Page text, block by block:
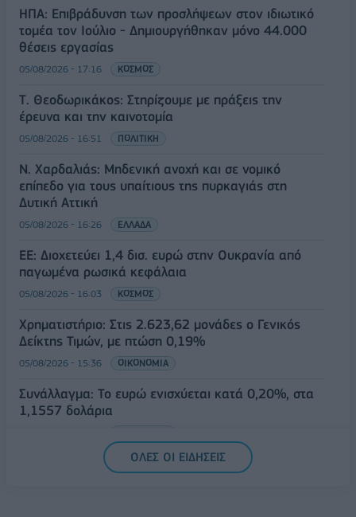
ΗΠΑ: Επιβράδυνση των προσλήψεων στον ιδιωτικό
τομέα τον Ιούλιο - Δημιουργήθηκαν μόνο 44.000
θέσεις εργασίας
05/08/2026 - 17:16 ΚΟΣΜΟΣ
Τ. Θεοδωρικάκος: Στηρίζουμε με πράξεις την
έρευνα και την καινοτομία
05/08/2026 - 16:51 ΠΟΛΙΤΙΚΗ
Ν. Χαρδαλιάς: Μηδενική ανοχή και σε νομικό
επίπεδο για τους υπαίτιους της πυρκαγιάς στη
Δυτική Αττική
05/08/2026 - 16:26 ΕΛΛΑΔΑ
ΕΕ: Διοχετεύει 1,4 δισ. ευρώ στην Ουκρανία από
παγωμένα ρωσικά κεφάλαια
05/08/2026 - 16:03 ΚΟΣΜΟΣ
Χρηματιστήριο: Στις 2.623,62 μονάδες ο Γενικός
Δείκτης Τιμών, με πτώση 0,19%
05/08/2026 - 15:36 ΟΙΚΟΝΟΜΙΑ
Συνάλλαγμα: Το ευρώ ενισχύεται κατά 0,20%, στα
1,1557 δολάρια
ΟΛΕΣ ΟΙ ΕΙΔΗΣΕΙΣ